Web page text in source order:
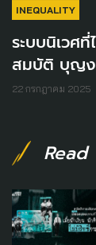
INEQUALITY
ระบบนิเวศที่
สมบัติ บุญง
22 กรกฎาคม 2025
Read